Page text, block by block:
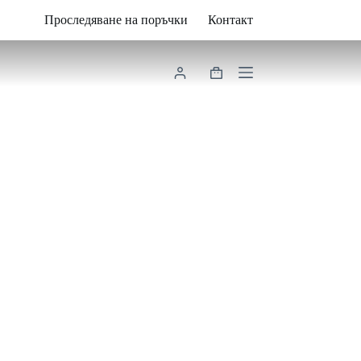
Проследяване на поръчки Контакт
Shopping